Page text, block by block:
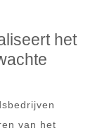
het
van het